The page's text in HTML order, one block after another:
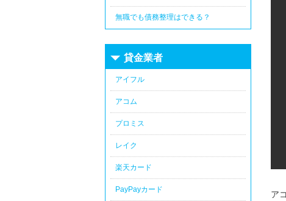
ア
無職でも債務整理はできる？
貸金業者
アイフル
アコム
プロミス
レイク
楽天カード
PayPayカード